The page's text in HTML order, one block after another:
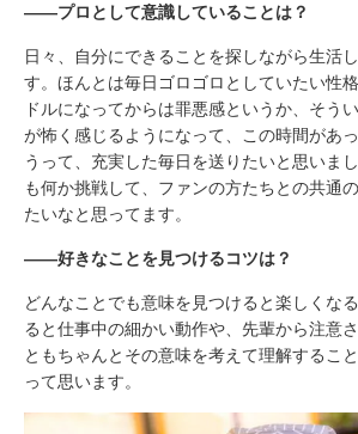
――プロとして意識していることは？
日々、自分にできることを探しながら生活
す。ほんとは毎日ゴロゴロとしていたい性
ドルになってからは罪悪感というか、そう
が怖く感じるようになって、この時間があ
うって、充実した毎日を送りたいと思いま
も何か挑戦して、ファンの方たちとの共通
たいなと思ってます。
――好きなことを見つけるコツは？
どんなことでも意味を見つけると楽しくな
ると仕事中の細かい動作や、先輩から注意
ともちゃんとその意味を考えて理解するこ
って思います。